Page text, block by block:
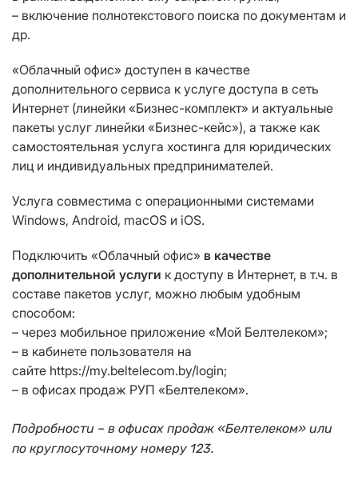
– включение полнотекстового поиска по документам и
др.
«Облачный офис» доступен в качестве
дополнительного сервиса к услуге доступа в сеть
Интернет (линейки «Бизнес-комплект» и актуальные
пакеты услуг линейки «Бизнес-кейс»), а также как
самостоятельная услуга хостинга для юридических
лиц и индивидуальных предпринимателей.
Услуга совместима с операционными системами
Windows, Android, macOS и iOS.
Подключить «Облачный офис» в качестве
дополнительной услуги к доступу в Интернет, в т.ч. в
составе пакетов услуг, можно любым удобным
способом:
– через мобильное приложение «Мой Белтелеком»;
– в кабинете пользователя на
сайте https://my.beltelecom.by/login;
– в офисах продаж РУП «Белтелеком».
Подробности – в офисах продаж «Белтелеком» или
по круглосуточному номеру 123.